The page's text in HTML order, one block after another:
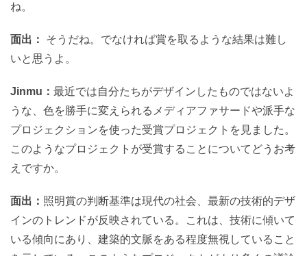
ね。
面出：
そうだね。でなければ賞を取るような結果は難し
いと思うよ。
Jinmu： 最近では自分たちがデザインしたものではないよ
うな、色を勝手に変えられるメディアファサードや派手な
プロジェクションを使った受賞プロジェクトを見ました。
このようなプロジェクトが受賞することについてどうお考
えですか。
面出： 照明賞の判断基準は現代の社会、最新の技術的デザ
インのトレンドが反映されている。これは、技術に傾いて
いる傾向にあり、建築的文脈をある程度無視していること